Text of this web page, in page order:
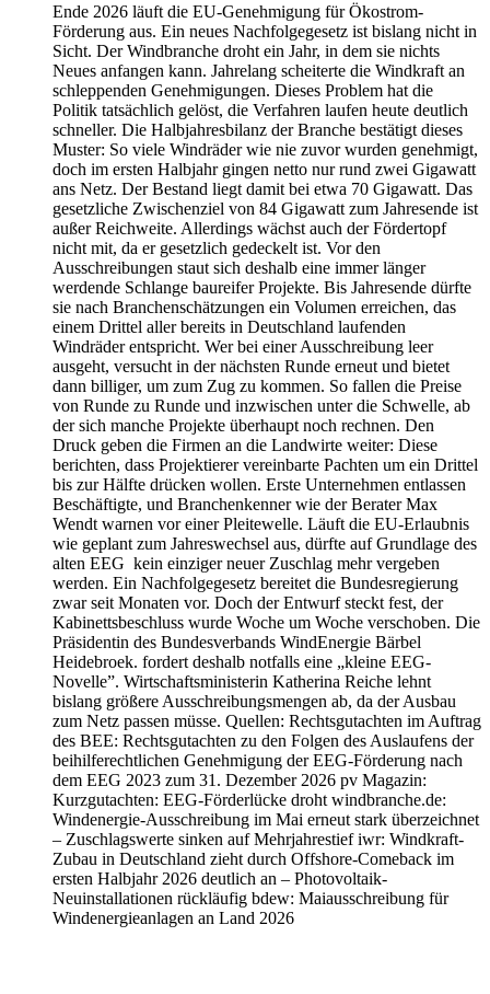
Ende 2026 läuft die EU-Genehmigung für Ökostrom-
Förderung aus. Ein neues Nachfolgegesetz ist bislang nicht in
Sicht. Der Windbranche droht ein Jahr, in dem sie nichts
Neues anfangen kann. Jahrelang scheiterte die Windkraft an
schleppenden Genehmigungen. Dieses Problem hat die
Politik tatsächlich gelöst, die Verfahren laufen heute deutlich
schneller. Die Halbjahresbilanz der Branche bestätigt dieses
Muster: So viele Windräder wie nie zuvor wurden genehmigt,
doch im ersten Halbjahr gingen netto nur rund zwei Gigawatt
ans Netz. Der Bestand liegt damit bei etwa 70 Gigawatt. Das
gesetzliche Zwischenziel von 84 Gigawatt zum Jahresende ist
außer Reichweite. Allerdings wächst auch der Fördertopf
nicht mit, da er gesetzlich gedeckelt ist. Vor den
Ausschreibungen staut sich deshalb eine immer länger
werdende Schlange baureifer Projekte. Bis Jahresende dürfte
sie nach Branchenschätzungen ein Volumen erreichen, das
einem Drittel aller bereits in Deutschland laufenden
Windräder entspricht. Wer bei einer Ausschreibung leer
ausgeht, versucht in der nächsten Runde erneut und bietet
dann billiger, um zum Zug zu kommen. So fallen die Preise
von Runde zu Runde und inzwischen unter die Schwelle, ab
der sich manche Projekte überhaupt noch rechnen. Den
Druck geben die Firmen an die Landwirte weiter: Diese
berichten, dass Projektierer vereinbarte Pachten um ein Drittel
bis zur Hälfte drücken wollen. Erste Unternehmen entlassen
Beschäftigte, und Branchenkenner wie der Berater Max
Wendt warnen vor einer Pleitewelle. Läuft die EU-Erlaubnis
wie geplant zum Jahreswechsel aus, dürfte auf Grundlage des
alten EEG kein einziger neuer Zuschlag mehr vergeben
werden. Ein Nachfolgegesetz bereitet die Bundesregierung
zwar seit Monaten vor. Doch der Entwurf steckt fest, der
Kabinettsbeschluss wurde Woche um Woche verschoben. Die
Präsidentin des Bundesverbands WindEnergie Bärbel
Heidebroek. fordert deshalb notfalls eine „kleine EEG-
Novelle”. Wirtschaftsministerin Katherina Reiche lehnt
bislang größere Ausschreibungsmengen ab, da der Ausbau
zum Netz passen müsse. Quellen: Rechtsgutachten im Auftrag
des BEE: Rechtsgutachten zu den Folgen des Auslaufens der
beihilferechtlichen Genehmigung der EEG-Förderung nach
dem EEG 2023 zum 31. Dezember 2026 pv Magazin:
Kurzgutachten: EEG-Förderlücke droht windbranche.de:
Windenergie-Ausschreibung im Mai erneut stark überzeichnet
– Zuschlagswerte sinken auf Mehrjahrestief iwr: Windkraft-
Zubau in Deutschland zieht durch Offshore-Comeback im
ersten Halbjahr 2026 deutlich an – Photovoltaik-
Neuinstallationen rückläufig bdew: Maiausschreibung für
Windenergieanlagen an Land 2026